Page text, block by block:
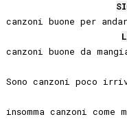
SI
canzoni buone per
canzoni buone da
Sono canzoni poco
insomma canzoni